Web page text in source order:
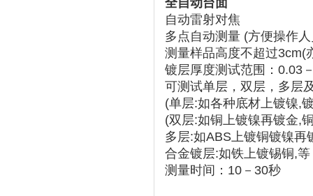
全自动台面
自动雷射对焦
多点自动测量 (方便操作
测量样品高度不超过3cm(
镀层厚度测试范围：0.03
可测试单层，双层，多层
(单层:如各种底材上镀镍,
(双层:如铜上镀镍再镀金,
多层:如ABS上镀铜镀镍再
合金镀层:如铁上镀锡铜,等
测量时间：10－30秒